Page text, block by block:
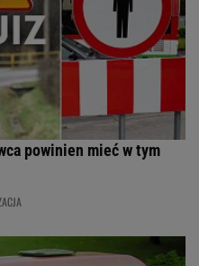
powinien mieć w tym